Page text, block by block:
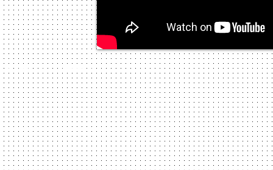
© 20１3 by Ｔ．Sugahara